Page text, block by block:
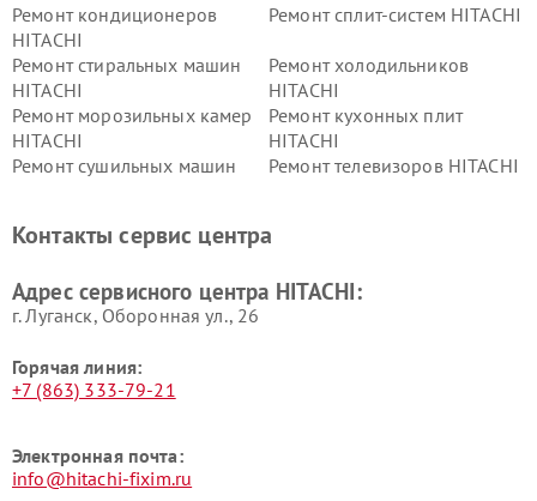
Ремонт кондиционеров
HITACHI
Ремонт сплит-систем HITACHI
Ремонт стиральных машин
HITACHI
Ремонт холодильников
HITACHI
Ремонт морозильных камер
HITACHI
Ремонт кухонных плит
HITACHI
Ремонт сушильных машин
Ремонт телевизоров HITACHI
данных HITACHI
HITACHI
HITACHI
HITACHI
Контакты сервис центра
Адрес сервисного центра HITACHI:
г. Луганск, Оборонная ул., 26
Горячая линия:
+7 (863) 333-79-21
Электронная почта:
info@hitachi-fixim.ru